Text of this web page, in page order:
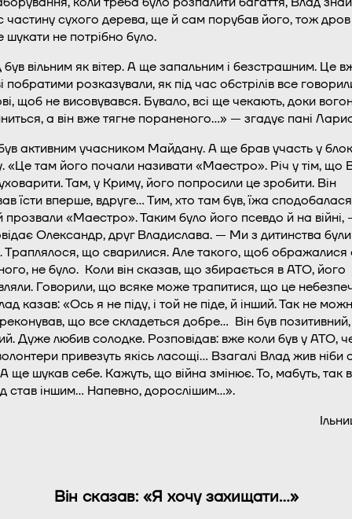
частину сухого дерева, ще й сам порубав його, тож дров
шукати не потрібно було.
вільним як вітер. А ще запальним і безстрашним. Це
побратими розказували, як під час обстрілів все
щоб не висовувався. Бувало, всі ще чекають, доки
а він вже тягне пораненого…» — згадує пані
активним учасником Майдану. А ще брав участь у
«Це там його почали називати «Маестро». Річ у тім, що
Там, у Криму, його попросили це зробити. Він
їсти вперше, вдруге… Тим, хто там був, їжа
прозвали «Маестро». Таким було його псевдо й на війні,
Олександр, друг Владислава. — Ми з дитинства
Траплялося, що сварилися. Але такого, щоб ображалися
не було. Коли він сказав, що збирається в АТО, його
Говорили, що всяке може трапитися, що це
казав: «Ось я не піду, і той не піде, й інший. Так не
що все складеться добре… Він був позитивний,
Дуже любив солодке. Розповідав: вже коли був у АТО,
привезуть якісь ласощі… Взагалі Влад жив ніби
ще шукав себе. Кажуть, що війна змінює. То, мабуть, так
став іншим… Напевно, дорослішим…».
Він сказав: «Я хочу захищати…»